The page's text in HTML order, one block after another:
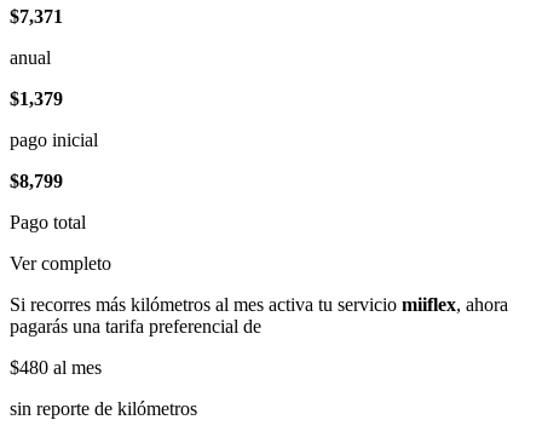
$7,371
anual
$1,379
pago inicial
$8,799
Pago total
Ver completo
Si recorres más kilómetros al mes activa tu servicio miiflex, ahora
pagarás una tarifa preferencial de
$480 al mes
sin reporte de kilómetros